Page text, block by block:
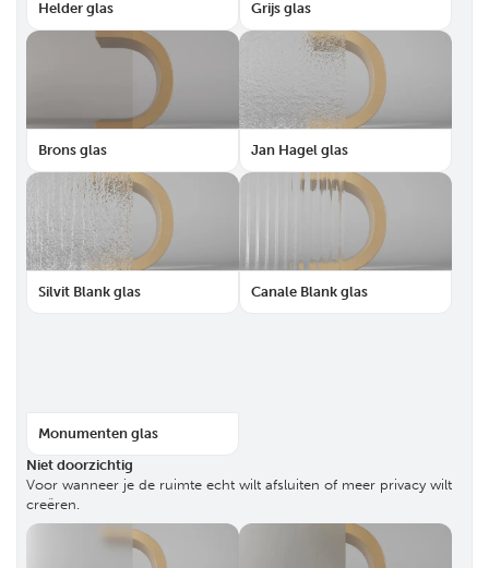
Helder glas Grijs glas
Brons glas Jan Hagel glas
Silvit Blank glas Canale Blank glas
Monumenten glas
Niet doorzichtig
Voor wanneer je de ruimte echt wilt afsluiten of meer privacy wilt
creëren.